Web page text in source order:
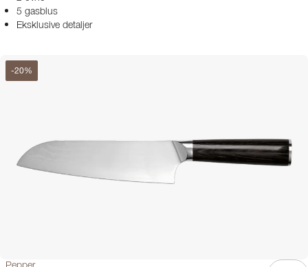
5 gasblus
Eksklusive detaljer
-20%